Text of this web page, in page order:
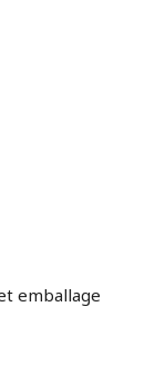
emballage